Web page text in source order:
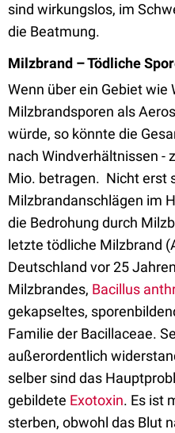
sind wirkungslos, im
die Beatmung.
Milzbrand – Tödliche
Wenn über ein Gebiet wie
Milzbrandsporen als
würde, so könnte die
nach Windverhältnissen -
Mio. betragen. Nicht erst
Milzbrandanschlägen im
die Bedrohung durch
letzte tödliche Milzbrand
Deutschland vor 25
Milzbrandes, Bacillus
gekapseltes,
Familie der Bacillaceae.
außerordentlich
selber sind das
gebildete Exotoxin. Es ist
sterben, obwohl das Blut